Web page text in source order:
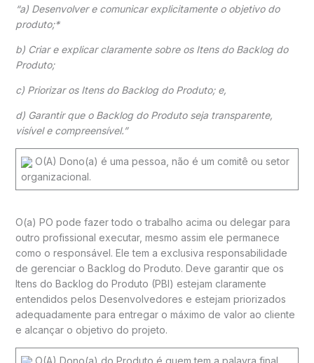
“a) Desenvolver e comunicar explicitamente o objetivo do
produto;*
b) Criar e explicar claramente sobre os Itens do Backlog do
Produto;
c) Priorizar os Itens do Backlog do Produto; e,
d) Garantir que o Backlog do Produto seja transparente,
visível e compreensível.”
O(A) Dono(a) é uma pessoa, não é um comitê ou setor
organizacional.
O(a) PO pode fazer todo o trabalho acima ou delegar para
outro profissional executar, mesmo assim ele permanece
como o responsável. Ele tem a exclusiva responsabilidade
de gerenciar o Backlog do Produto. Deve garantir que os
Itens do Backlog do Produto (PBI) estejam claramente
entendidos pelos Desenvolvedores e estejam priorizados
adequadamente para entregar o máximo de valor ao cliente
e alcançar o objetivo do projeto.